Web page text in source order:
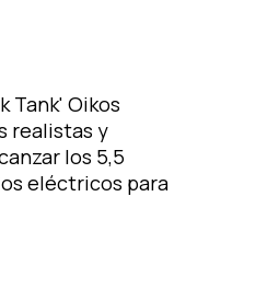
Tank' Oikos
realistas y
los 5,5
eléctricos para